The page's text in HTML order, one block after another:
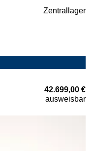
Zentrallager
42.699,00 €
ausweisbar